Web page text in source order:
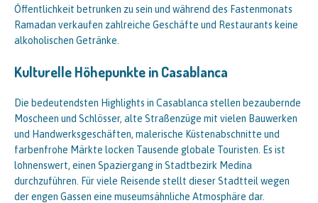
Öffentlichkeit betrunken zu sein und während des Fastenmonats
Ramadan verkaufen zahlreiche Geschäfte und Restaurants keine
alkoholischen Getränke.
Kulturelle Höhepunkte in Casablanca
Die bedeutendsten Highlights in Casablanca stellen bezaubernde
Moscheen und Schlösser, alte Straßenzüge mit vielen Bauwerken
und Handwerksgeschäften, malerische Küstenabschnitte und
farbenfrohe Märkte locken Tausende globale Touristen. Es ist
lohnenswert, einen Spaziergang in Stadtbezirk Medina
durchzuführen. Für viele Reisende stellt dieser Stadtteil wegen
der engen Gassen eine museumsähnliche Atmosphäre dar.